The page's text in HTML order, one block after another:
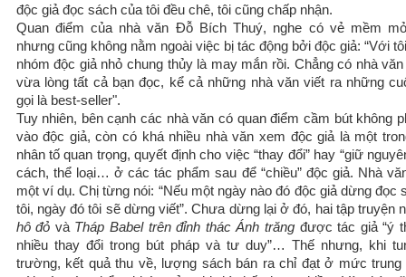
độc giả đọc sách của tôi đều chê, tôi cũng chấp nhận.
Quan điểm của nhà văn Đỗ Bích Thuý, nghe có vẻ mềm
nhưng cũng không nằm ngoài việc bị tác động bởi độc giả: “Với
nhóm độc giả nhỏ chung thủy là may mắn rồi. Chẳng có nhà
vừa lòng tất cả bạn đọc, kể cả những nhà văn viết ra những
gọi là best-seller".
Tuy nhiên, bên cạnh các nhà văn có quan điểm cầm bút không
vào độc giả, còn có khá nhiều nhà văn xem độc giả là một
nhân tố quan trọng, quyết định cho việc “thay đổi” hay “giữ
cách, thể loại… ở các tác phẩm sau để “chiều” độc giả. Nhà
một ví dụ. Chị từng nói: “Nếu một ngày nào đó độc giả dừng đọc
tôi, ngày đó tôi sẽ dừng viết”. Chưa dừng lại ở đó, hai tập truyện
hô đỏ và Tháp Babel trên đỉnh thác Ánh trăngđược tác giả “ý
nhiều thay đổi trong bút pháp và tư duy”… Thế nhưng, khi
trường, kết quả thu về, lượng sách bán ra chỉ đạt ở mức trung